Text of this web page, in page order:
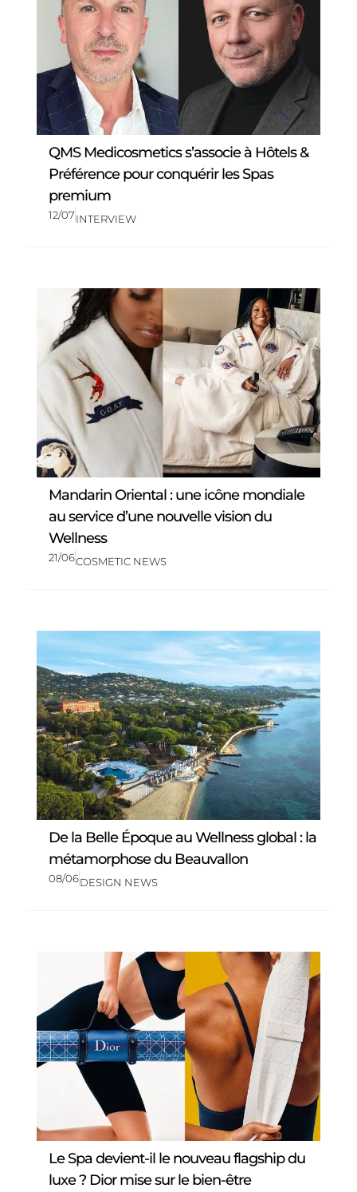
QMS Medicosmetics s’associe à Hôtels &
Préférence pour conquérir les Spas
premium
12/07INTERVIEW
Mandarin Oriental : une icône mondiale
au service d’une nouvelle vision du
Wellness
21/06COSMETIC NEWS
De la Belle Époque au Wellness global : la
métamorphose du Beauvallon
08/06DESIGN NEWS
Le Spa devient-il le nouveau flagship du
luxe ? Dior mise sur le bien-être